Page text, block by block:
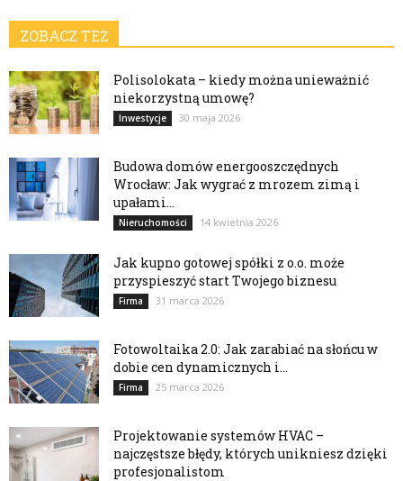
ZOBACZ TEŻ
Polisolokata – kiedy można unieważnić
niekorzystną umowę?
Inwestycje 30 maja 2026
Budowa domów energooszczędnych
Wrocław: Jak wygrać z mrozem zimą i
upałami...
Nieruchomości 14 kwietnia 2026
Jak kupno gotowej spółki z o.o. może
przyspieszyć start Twojego biznesu
Firma 31 marca 2026
Fotowoltaika 2.0: Jak zarabiać na słońcu w
dobie cen dynamicznych i...
Firma 25 marca 2026
Projektowanie systemów HVAC –
najczęstsze błędy, których unikniesz dzięki
profesjonalistom